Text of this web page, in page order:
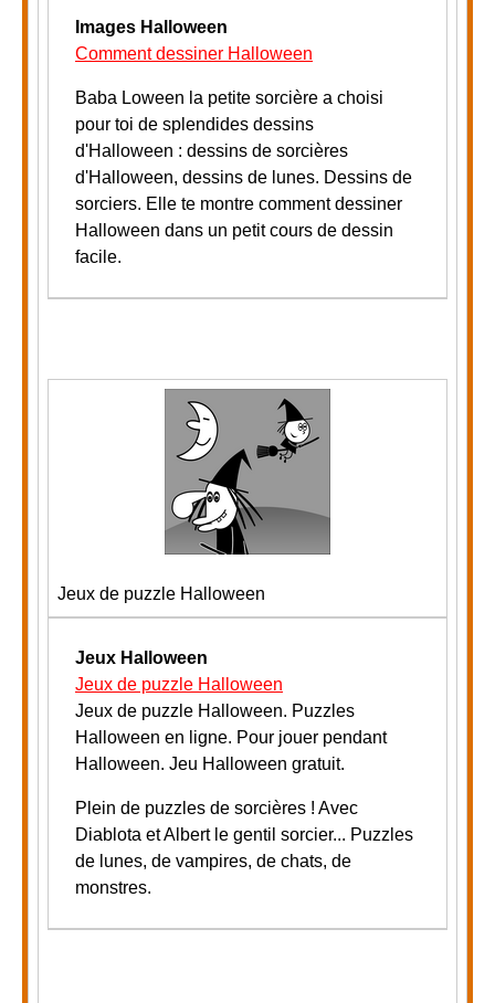
Images Halloween
Comment dessiner Halloween
Baba Loween la petite sorcière a choisi
pour toi de splendides dessins
d'Halloween : dessins de sorcières
d'Halloween, dessins de lunes. Dessins de
sorciers. Elle te montre comment dessiner
Halloween dans un petit cours de dessin
facile.
Jeux de puzzle Halloween
Jeux Halloween
Jeux de puzzle Halloween
Jeux de puzzle Halloween. Puzzles
Halloween en ligne. Pour jouer pendant
Halloween. Jeu Halloween gratuit.
Plein de puzzles de sorcières ! Avec
Diablota et Albert le gentil sorcier... Puzzles
de lunes, de vampires, de chats, de
monstres.